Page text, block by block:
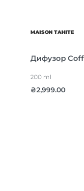
MAISON TAHITE
Дифузор
200 ml
₴2,999.00